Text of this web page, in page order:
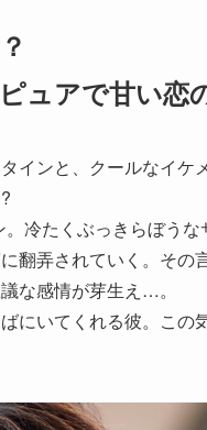
ュアで甘い
インと、クールなイ
冷たくぶっきらぼう
翻弄されていく。そ
な感情が芽生え…。
にいてくれる彼。こ